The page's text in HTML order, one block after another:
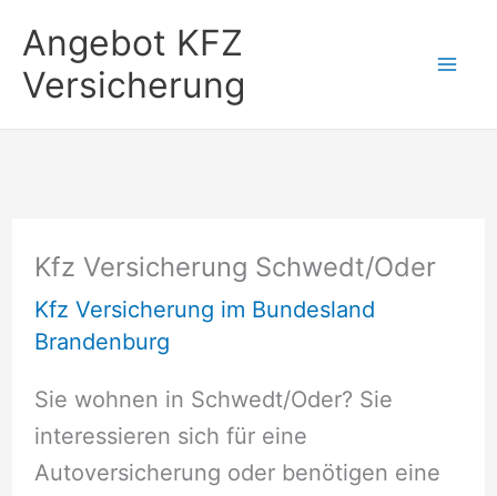
Inhalt
springen
Angebot KFZ
Versicherung
Kfz Versicherung Schwedt/Oder
Kfz Versicherung im Bundesland
Brandenburg
Sie wohnen in Schwedt/Oder? Sie
interessieren sich für eine
Autoversicherung oder benötigen eine